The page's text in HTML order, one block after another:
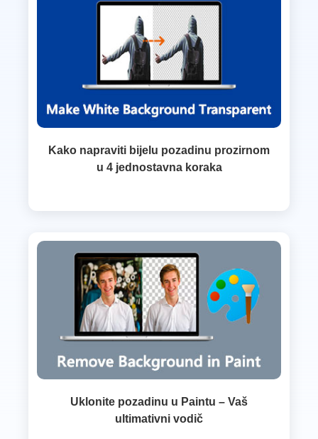
Kako napraviti bijelu pozadinu prozirnom
u 4 jednostavna koraka
Uklonite pozadinu u Paintu – Vaš
ultimativni vodič